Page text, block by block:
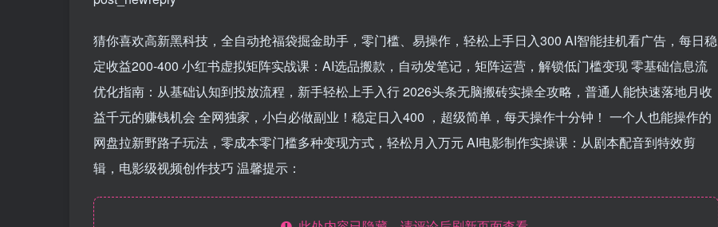
猜你喜欢高新黑科技，全自动抢福袋掘金助手，零门槛、易操作，轻松上手日入300 AI智能挂机看广告，每日稳
定收益200-400 小红书虚拟矩阵实战课：AI选品搬款，自动发笔记，矩阵运营，解锁低门槛变现 零基础信息流
优化指南：从基础认知到投放流程，新手轻松上手入行 2026头条无脑搬砖实操全攻略，普通人能快速落地月收
益千元的赚钱机会 全网独家，小白必做副业！稳定日入400 ，超级简单，每天操作十分钟！ 一个人也能操作的
网盘拉新野路子玩法，零成本零门槛多种变现方式，轻松月入万元 AI电影制作实操课：从剧本配音到特效剪
辑，电影级视频创作技巧 温馨提示：